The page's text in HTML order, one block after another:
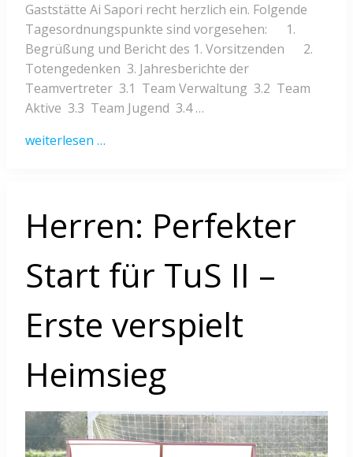
Gaststätte Ai Sapori recht herzlich ein. Folgende
Tagesordnungspunkte sind vorgesehen: 1.
Begrüßung und Bericht des 1. Vorsitzenden 2.
Totengedenken 3. Jahresberichte der
Teamvertreter 3.1 Team Verwaltung 3.2 Team
Aktive 3.3 Team Jugend 3.4 …
weiterlesen …
Herren: Perfekter
Start für TuS II –
Erste verspielt
Heimsieg